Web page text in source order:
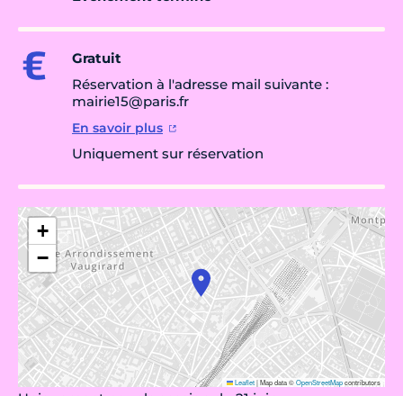
Gratuit
Réservation à l'adresse mail suivante :
mairie15@paris.fr
En savoir plus
Uniquement sur réservation
+
−
Leaflet|Map data ©OpenStreetMapcontributors